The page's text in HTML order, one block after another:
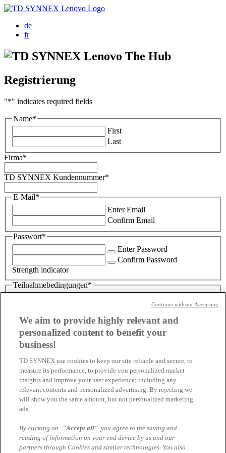
de
fr
Registrierung
"*" indicates required fields
Name*
First
Last
Firma*
TD SYNNEX Kundennummer*
E-Mail*
Enter Email
Confirm Email
Passwort*
Enter Password
Confirm Password
Strength indicator
Teilnahmebedingungen*
der Kampagne, sowie den Erhalt
von Newslettern im Rahmen der Kampagne. Meine
Einwilligung kann ich jederzeit für die Zukunft im Footer des
entsprechenden Newsletters widerrufen
Hiermit akzeptiere ich die Teilnahmebedingungen.
Wenn Sie etwas darüber erfahren wollen, wie die
TD SYNNEX Germany GmbH & Co. OHG im
Zusammenhang mit diesem Marcom Service Ihre
Daten verarbeitet, informieren Sie sich in unseren
Datenschutzhinweisen Marcom Services.
Darüber hinaus gelten dieAGB Marcom Services
der TD SYNNEX Switzerland GmbH.
We aim to provide highly relevant and
personalized content to benefit your
business!
TD SYNNEX use cookies to keep our site reliable and secure, to
measure its performance, to provide you personalized market
insights and improve your user experience; including any
relevant contents and personalized advertising. By rejecting we
will show you the same amount, but not personalized marketing
ads.
By clicking on "Accept all" you agree to the saving and
reading of information on your end device by us and our
partners through Cookies and similar technologies. You also
Continue without Accepting